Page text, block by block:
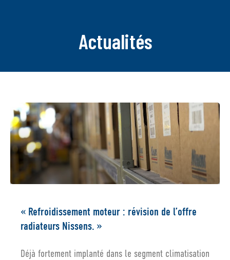
Actualités
« Refroidissement moteur : révision de l’offre
radiateurs Nissens. »
Déjà fortement implanté dans le segment climatisation